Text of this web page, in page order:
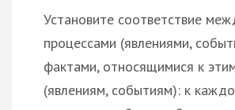
Установите соответствие
процессами (явлениями,
фактами, относящимися к
(явлениям, событиям): к